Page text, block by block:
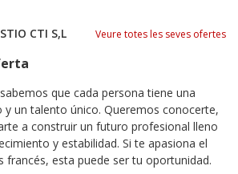
CTI S,L Veure totes les seves ofertes
sabemos que cada persona tiene una
un talento único. Queremos conocerte,
a construir un futuro profesional lleno
y estabilidad. Si te apasiona el
francés, esta puede ser tu oportunidad.